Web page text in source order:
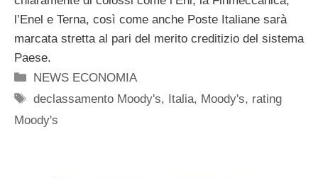
l’Enel e Terna, così come anche Poste Italiane sarà
marcata stretta al pari del merito creditizio del sistema
Paese.
Categorie
NEWS ECONOMIA
Tag
declassamento Moody's, Italia, Moody's, rating
Moody's